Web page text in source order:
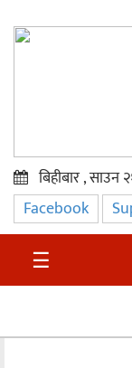
प्रमुख
समाचार
सुदुर
बिहीबार , साउन
Facebook
☰